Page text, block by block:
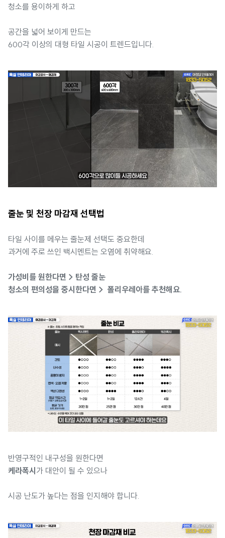
청소를 용이하게 하고
공간을 넓어 보이게 만드는
600각 이상의 대형 타일 시공이 트렌드입니다.
줄눈 및 천장 마감재 선택법
타일 사이를 메우는 줄눈제 선택도 중요한데
과거에 주로 쓰인 백시멘트는 오염에 취약해요.
가성비를 원한다면 > 탄성 줄눈
청소의 편의성을 중시한다면 > 폴리우레아를 추천해요.
반영구적인 내구성을 원한다면
케라폭시가 대안이 될 수 있으나
시공 난도가 높다는 점을 인지해야 합니다.